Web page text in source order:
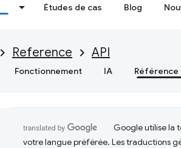
Études de cas Blog
Reference API
Fonctionnement IA Référence
Google utilise la
votre langue préférée. Les traductions